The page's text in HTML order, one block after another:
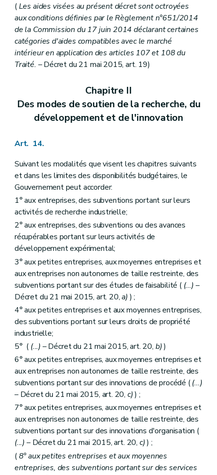
(Les aides visées au présent décret sont octroyées
aux conditions définies par le Règlement n°651/2014
de la Commission du 17 juin 2014 déclarant certaines
catégories d'aides compatibles avec le marché
intérieur en application des articles 107 et 108 du
Traité. – Décret du 21 mai 2015, art. 19)
Chapitre II
Des modes de soutien de la recherche, du
développement et de l'innovation
Art. 14.
Suivant les modalités que visent les chapitres suivants
et dans les limites des disponibilités budgétaires, le
Gouvernement peut accorder:
1° aux entreprises, des subventions portant sur leurs
activités de recherche industrielle;
2° aux entreprises, des subventions ou des avances
récupérables portant sur leurs activités de
développement expérimental;
3° aux petites entreprises, aux moyennes entreprises et
aux entreprises non autonomes de taille restreinte, des
subventions portant sur des études de faisabilité ( (...) –
Décret du 21 mai 2015, art. 20,a) ) ;
4° aux petites entreprises et aux moyennes entreprises,
des subventions portant sur leurs droits de propriété
industrielle;
5° ( (...) – Décret du 21 mai 2015, art. 20, b))
6° aux petites entreprises, aux moyennes entreprises et
aux entreprises non autonomes de taille restreinte, des
subventions portant sur des innovations de procédé ((...)
– Décret du 21 mai 2015, art. 20, c)) ;
7° aux petites entreprises, aux moyennes entreprises et
aux entreprises non autonomes de taille restreinte, des
subventions portant sur des innovations d'organisation (
(...) – Décret du 21 mai 2015, art. 20, c)) ;
(8° aux petites entreprises et aux moyennes
entreprises, des subventions portant sur des services